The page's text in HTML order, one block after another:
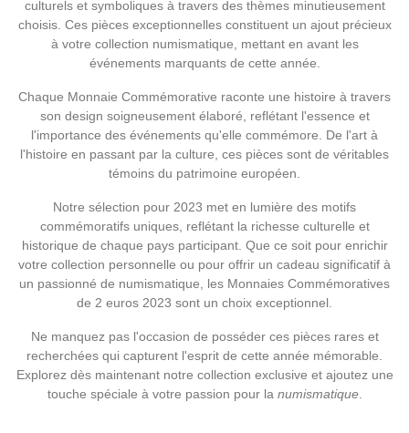
culturels et symboliques à travers des thèmes minutieusement
choisis. Ces pièces exceptionnelles constituent un ajout précieux
à votre collection numismatique, mettant en avant les
événements marquants de cette année.
Chaque Monnaie Commémorative raconte une histoire à travers
son design soigneusement élaboré, reflétant l'essence et
l'importance des événements qu'elle commémore. De l'art à
l'histoire en passant par la culture, ces pièces sont de véritables
témoins du patrimoine européen.
Notre sélection pour 2023 met en lumière des motifs
commémoratifs uniques, reflétant la richesse culturelle et
historique de chaque pays participant. Que ce soit pour enrichir
votre collection personnelle ou pour offrir un cadeau significatif à
un passionné de numismatique, les Monnaies Commémoratives
de 2 euros 2023 sont un choix exceptionnel.
Ne manquez pas l'occasion de posséder ces pièces rares et
recherchées qui capturent l'esprit de cette année mémorable.
Explorez dès maintenant notre collection exclusive et ajoutez une
touche spéciale à votre passion pour la numismatique.